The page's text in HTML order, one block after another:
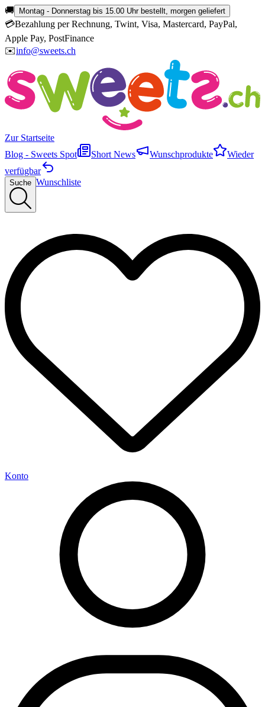
🚚 Montag - Donnerstag bis 15.00 Uhr bestellt, morgen geliefert
💳Bezahlung per Rechnung, Twint, Visa, Mastercard, PayPal,
Apple Pay, PostFinance
✉️info@sweets.ch
Zur Startseite
Blog - Sweets Spot
Short News Wunschprodukte
Wieder
verfügbar
Suche Wunschliste
Konto